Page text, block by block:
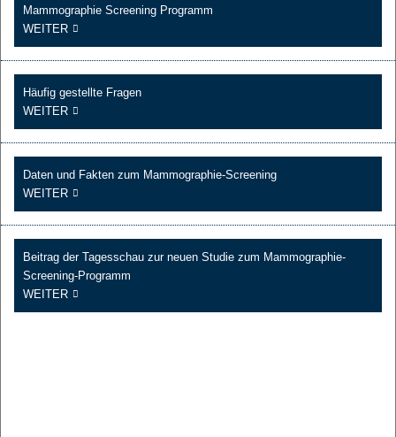
Mammographie Screening Programm
WEITER
Häufig gestellte Fragen
WEITER
Daten und Fakten zum Mammographie-Screening
WEITER
Beitrag der Tagesschau zur neuen Studie zum Mammographie-
Screening-Programm
WEITER